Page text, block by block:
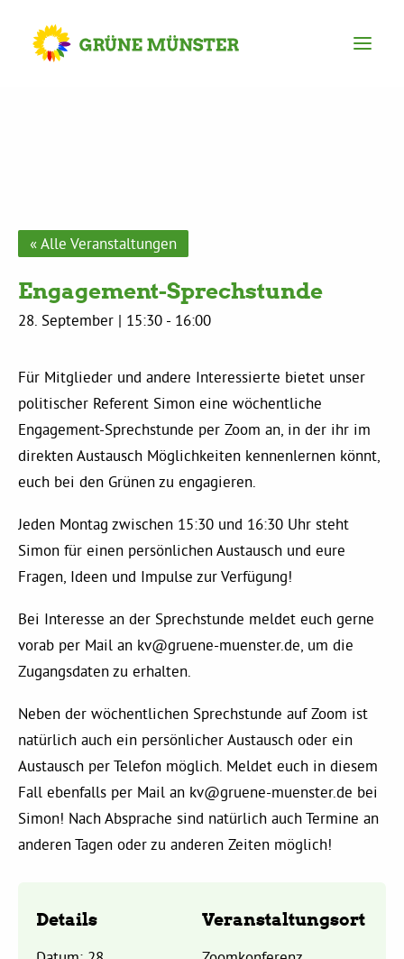
Kreisgeschäftsstelle
Mitgliederversammlung
Kommissionen
Satzung
Grünes Zentrum
Personen
Sylvia Rietenberg, MdB
Dorothea Deppermann, MdL
Josefine Paul, MdL
Robin Korte, MdL
Daniel Freund, MdEP
Delegierte
« Alle Veranstaltungen
Engagement-Sprechstunde
28. September | 15:30 - 16:00
Für Mitglieder und andere Interessierte bietet unser
politischer Referent Simon eine wöchentliche
Engagement-Sprechstunde per Zoom an, in der ihr im
direkten Austausch Möglichkeiten kennenlernen könnt,
euch bei den Grünen zu engagieren.
Jeden Montag zwischen 15:30 und 16:30 Uhr steht
Simon für einen persönlichen Austausch und eure
Fragen, Ideen und Impulse zur Verfügung!
Bei Interesse an der Sprechstunde meldet euch gerne
vorab per Mail an kv@gruene-muenster.de , um die
Zugangsdaten zu erhalten.
Neben der wöchentlichen Sprechstunde auf Zoom ist
natürlich auch ein persönlicher Austausch oder ein
Austausch per Telefon möglich. Meldet euch in diesem
Fall ebenfalls per Mail an kv@gruene-muenster.de bei
Simon! Nach Absprache sind natürlich auch Termine an
anderen Tagen oder zu anderen Zeiten möglich!
Details Veranstaltungsort